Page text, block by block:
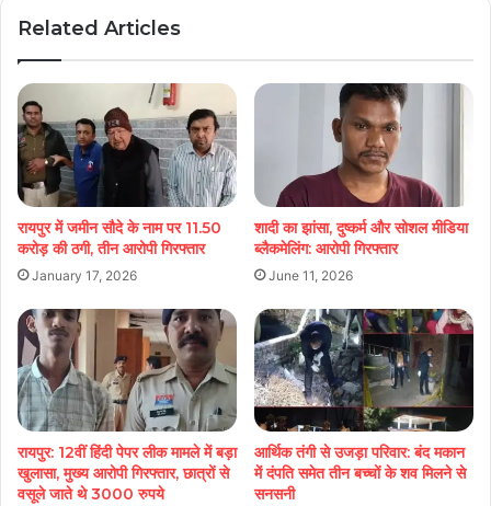
Related Articles
रायपुर में जमीन सौदे के नाम पर 11.50
करोड़ की ठगी, तीन आरोपी गिरफ्तार
January 17, 2026
शादी का झांसा, दुष्कर्म और सोशल मीडिया
ब्लैकमेलिंग: आरोपी गिरफ्तार
June 11, 2026
रायपुर: 12वीं हिंदी पेपर लीक मामले में बड़ा
खुलासा, मुख्य आरोपी गिरफ्तार, छात्रों से
वसूले जाते थे 3000 रुपये
आर्थिक तंगी से उजड़ा परिवार: बंद मकान
में दंपति समेत तीन बच्चों के शव मिलने से
सनसनी